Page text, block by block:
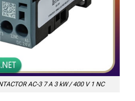
AC-3 7 A 3 kW / 400 V 1 NC